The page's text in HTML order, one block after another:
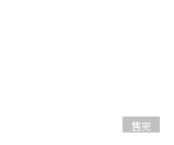
售完